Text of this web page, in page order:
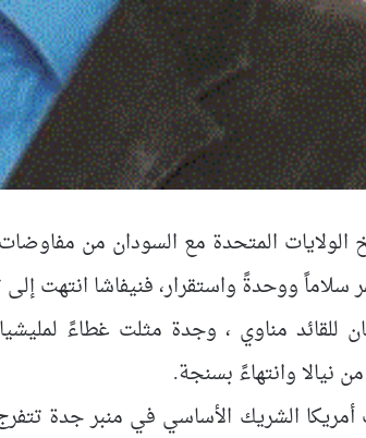
الولايات المتحدة مع السودان من
سلاماً ووحدةً واستقرار، فنيفاشا انتهت
للقائد مناوي ، وجدة مثلت غطاءً
نيالا وانتهاءً بسنجة.
الشريك الأساسي في منبر جدة